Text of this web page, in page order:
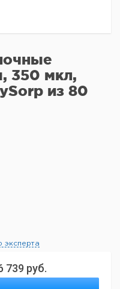
739 руб.
350 мкл,
из 80
эксперта